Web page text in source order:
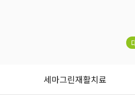
세마그린재활치료